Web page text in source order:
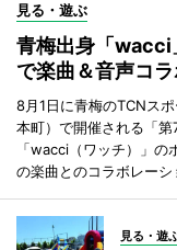
見る・遊ぶ
青梅出身「wacci
で楽曲＆音声コ
8月1日に青梅のTCNス
本町）で開催される「
「wacci（ワッチ）」
の楽曲とのコラボレーシ
見る・遊